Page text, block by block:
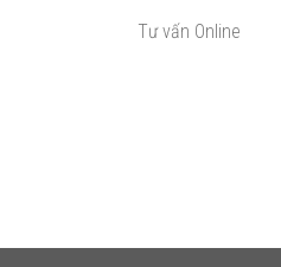
Tư vấn Online